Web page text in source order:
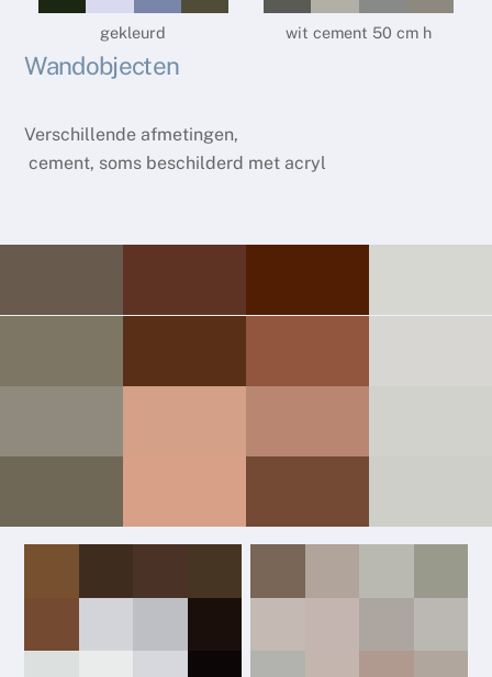
gekleurd wit cement 50 cm h
Wandobjecten
Verschillende afmetingen,
cement, soms beschilderd met acryl